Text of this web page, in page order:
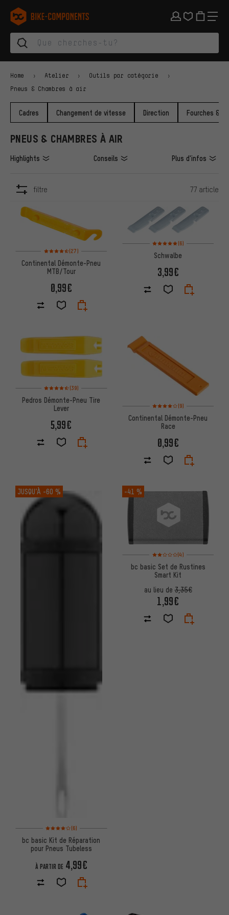
Aller à la navigation principale
Aller à la navigation des catégories
Aller au contenu
Aller aux marques et à la newsletter
Aller au pied de page
bike-components.de Page d'accueil
Home Atelier Outils par catégorie
Pneus & Chambres à air
Cadres Changement de vitesse Direction Fourches &
PNEUS & CHAMBRES À AIR
Highlights Conseils Plus d'infos
filtre 77 article
ARTICLES
Note moyenne : 4,5 sur 5 d'après 27 avis
(27)
Continental Démonte-Pneu
MTB/Tour
0,99€
Note moyenne : 5 sur 5
(6)
Schwalbe
3,99€
Note moyenne : 4,5 sur 5 d'après 39 avis
(39)
Pedros Démonte-Pneu Tire
Lever
5,99€
Note moyenne : 4 sur 5
(9)
Continental Démonte-Pneu
Race
0,99€
JUSQU’À -60 %
Note moyenne : 4 sur 5 d'après 6 avis
(6)
bc basic Kit de Réparation
pour Pneus Tubeless
À PARTIR DE 4,99€
-41 %
Note moyenne : 2 sur 5
(4)
bc basic Set de Rustines
Smart Kit
au lieu de3,35€
1,99€